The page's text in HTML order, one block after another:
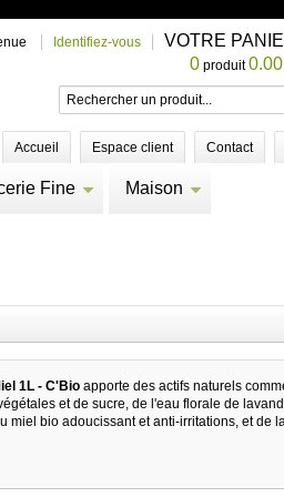
Identifiez-vous
VOTRE
0 produit
Accueil Espace client Contact
Fine Maison
1L - C'Bio apporte des actifs naturels
et de sucre, de l'eau florale de
miel bio adoucissant et anti-irritations, et de